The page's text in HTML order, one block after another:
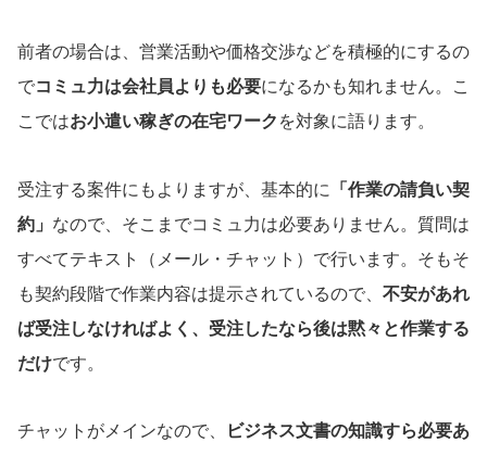
前者の場合は、営業活動や価格交渉などを積極的にするの
でコミュ力は会社員よりも必要になるかも知れません。こ
こではお小遣い稼ぎの在宅ワーク を対象に語ります。
受注する案件にもよりますが、基本的に
「作業の請負い契
約」 なので、そこまでコミュ力は必要ありません。質問は
すべてテキスト（メール・チャット）で行います。そもそ
も契約段階で作業内容は提示されているので、 不安があれ
ば受注しなければよく、受注したなら後は黙々と作業する
だけです。
チャットがメインなので、
ビジネス文書の知識すら必要あ